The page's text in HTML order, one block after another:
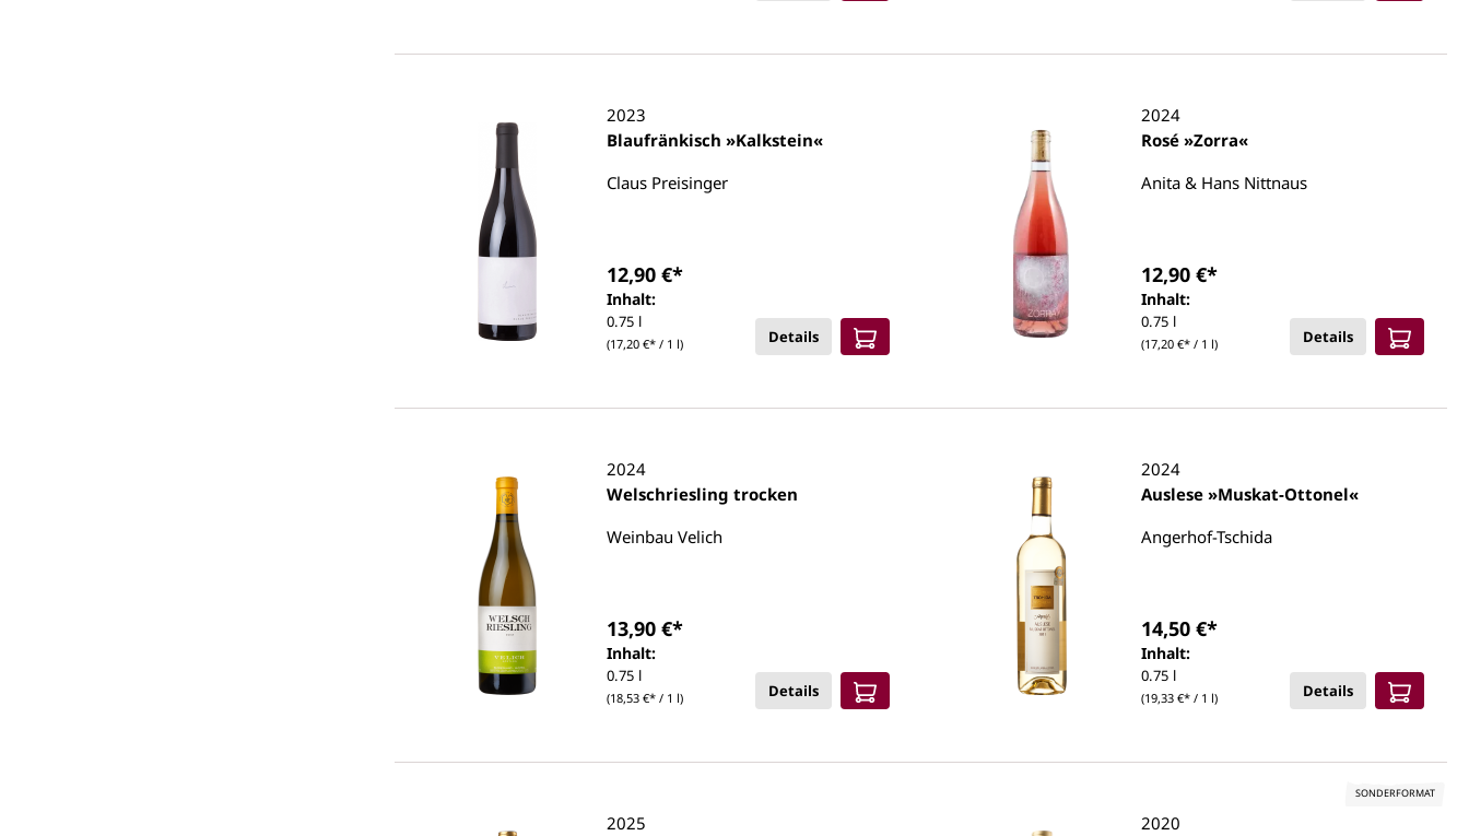
2023
Blaufränkisch »Kalkstein«
Claus Preisinger
Inhalt:
0.75 l
(17,20 €* / 1 l)
12,90 €*
Details
2024
Rosé »Zorra«
Anita & Hans Nittnaus
Inhalt:
0.75 l
(17,20 €* / 1 l)
12,90 €*
Details
2024
Welschriesling trocken
Weinbau Velich
Inhalt:
0.75 l
(18,53 €* / 1 l)
13,90 €*
Details
2024
Auslese »Muskat-Ottonel«
Angerhof-Tschida
Inhalt:
0.75 l
(19,33 €* / 1 l)
14,50 €*
Details
2025
SONDERFORMAT
2020